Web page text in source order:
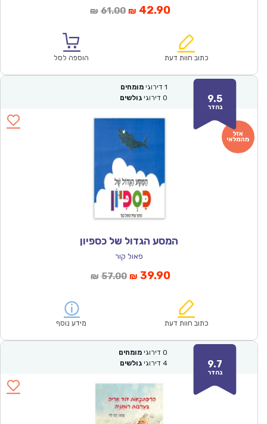
₪ 61.00המחיר
₪61.00.
₪ 42.90המחיר
הוא:
כתוב חוות דעת הוספה לסל
9.5
נהדר
1 דירוגי מומחים
0 דירוגי גולשים
המסע הגדול של כספיון
פאול קור
₪ 57.00המחיר
₪57.00.
₪ 39.90המחיר
הוא:
כתוב חוות דעת מידע נוסף
9.7
נהדר
0 דירוגי מומחים
4 דירוגי גולשים